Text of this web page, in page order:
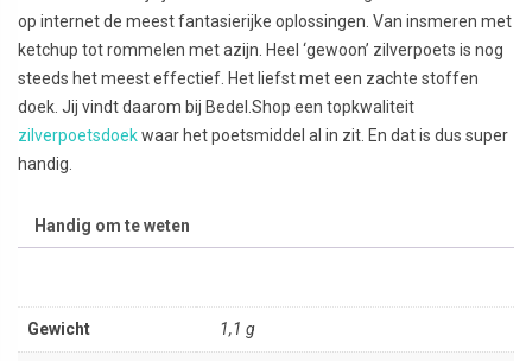
op internet de meest fantasierijke oplossingen. Van insmeren met
ketchup tot rommelen met azijn. Heel ‘gewoon’ zilverpoets is nog
steeds het meest effectief. Het liefst met een zachte stoffen
doek. Jij vindt daarom bij Bedel.Shop een topkwaliteit
zilverpoetsdoekwaar het poetsmiddel al in zit. En dat is dus super
handig.
Handig om te weten
Gewicht 1,1 g